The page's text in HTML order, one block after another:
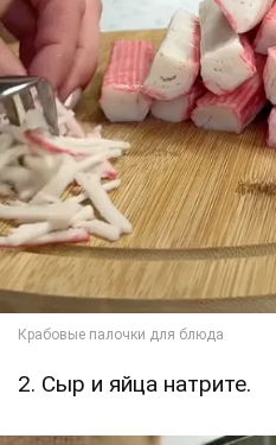
2. Сыр и яйца натрите.